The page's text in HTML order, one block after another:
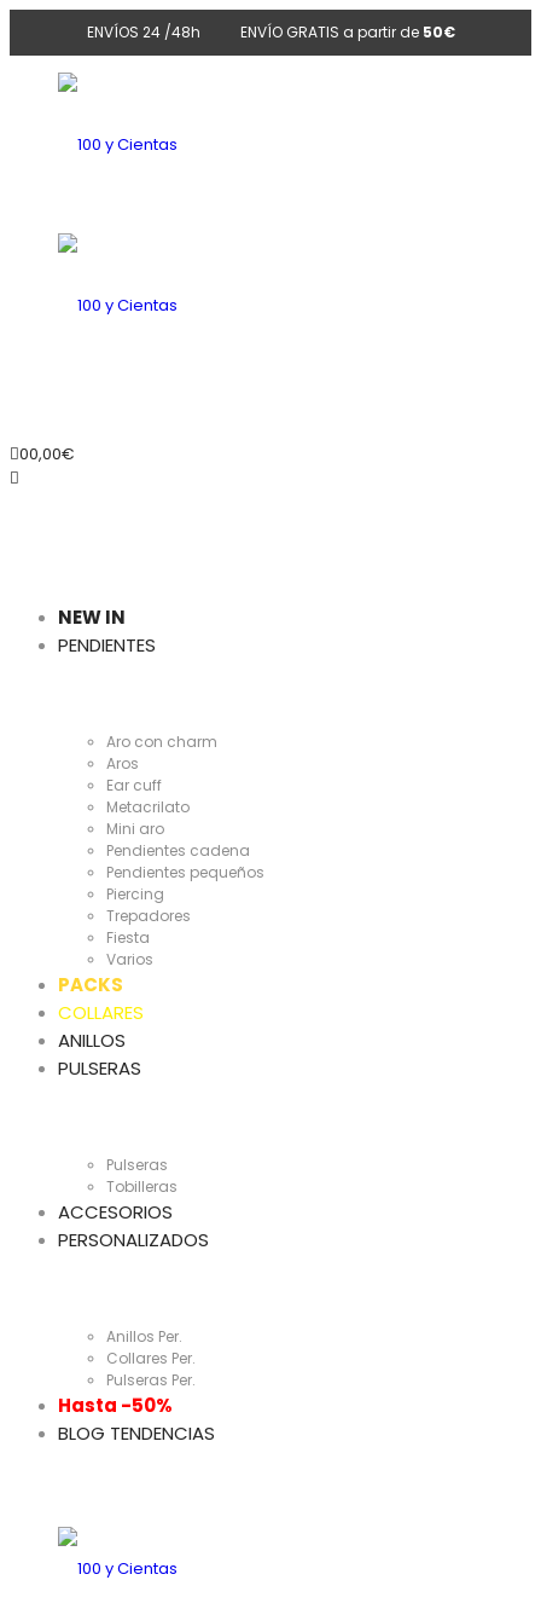
ENVÍOS 24 /48h ENVÍO GRATIS a partir de 50€
100
Cientas
00,00€
NEW IN
PENDIENTES
Aro con charm
Aros
Ear cuff
Metacrilato
Mini aro
Pendientes cadena
Pendientes pequeños
Piercing
Trepadores
Fiesta
Varios
PACKS
COLLARES
ANILLOS
PULSERAS
Pulseras
Tobilleras
ACCESORIOS
PERSONALIZADOS
Anillos Per.
Collares Per.
Pulseras Per.
Hasta -50%
BLOG TENDENCIAS